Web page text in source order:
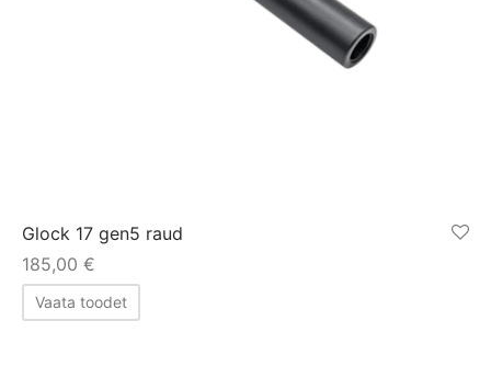
Glock 17 gen5 raud
185,00 €
Vaata toodet